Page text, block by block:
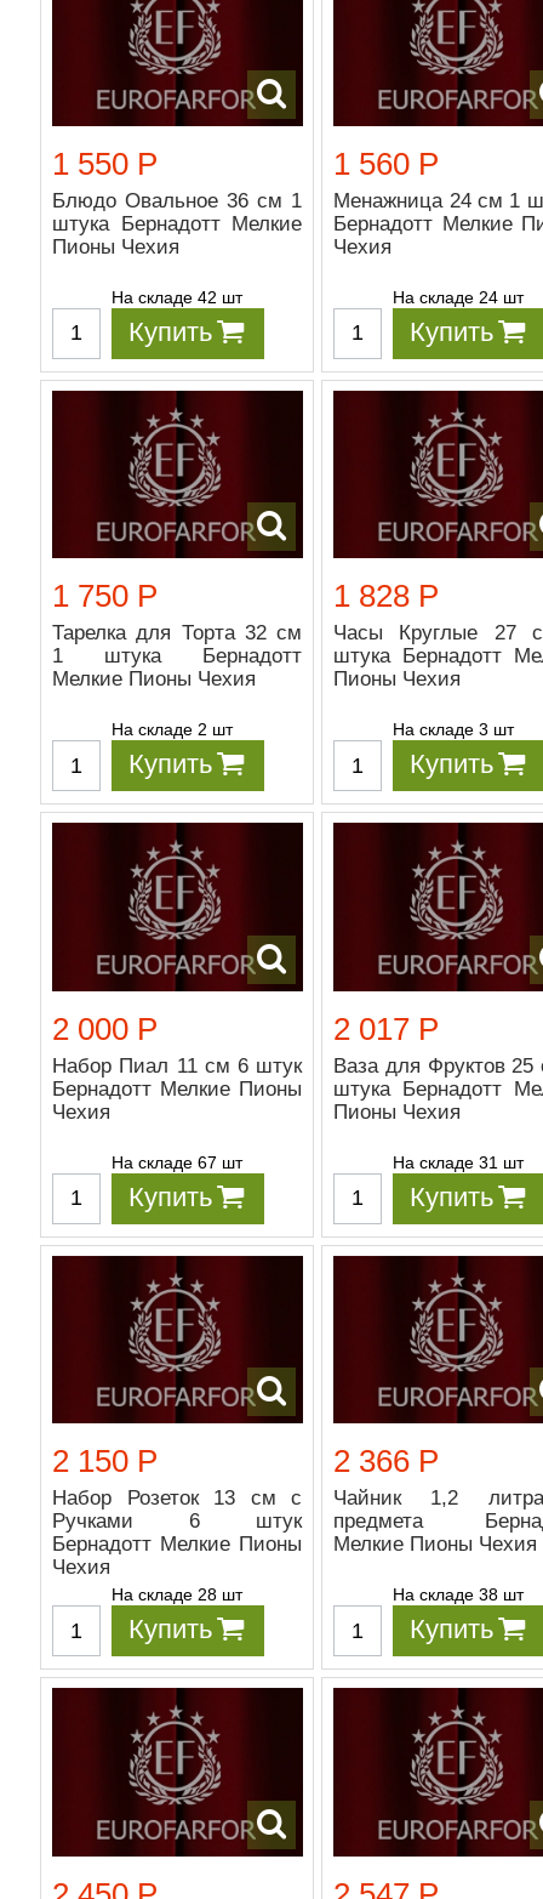
1 550 Р
Блюдо Овальное 36 см 1
штука Бернадотт Мелкие
Пионы Чехия
На складе 42 шт
Купить
1 560 Р
Менажница 24 см 1
Бернадотт Мелкие
Чехия
На складе 24 шт
Купить
1 750 Р
Тарелка для Торта 32 см
1 штука Бернадотт
Мелкие Пионы Чехия
На складе 2 шт
Купить
1 828 Р
Часы Круглые 27
штука Бернадотт
Пионы Чехия
На складе 3 шт
Купить
2 000 Р
Набор Пиал 11 см 6 штук
Бернадотт Мелкие Пионы
Чехия
На складе 67 шт
Купить
2 017 Р
Ваза для Фруктов 25
штука Бернадотт
Пионы Чехия
На складе 31 шт
Купить
2 150 Р
Набор Розеток 13 см с
Ручками 6 штук
Бернадотт Мелкие Пионы
Чехия
На складе 28 шт
Купить
2 366 Р
Чайник 1,2
предмета
Мелкие Пионы Чехия
На складе 38 шт
Купить